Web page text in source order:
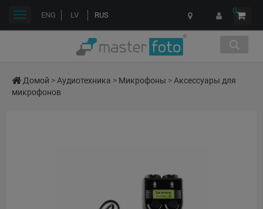
ENG LV RUS 0
Переключить
Домой >Аудиотехника > Микрофоны >Аксессуары для
микрофонов